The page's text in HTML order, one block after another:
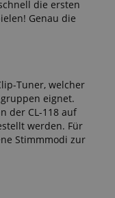
die ersten
Genau die
Tuner, welcher
eignet.
der CL-118 auf
werden. Für
Stimmmodi zur